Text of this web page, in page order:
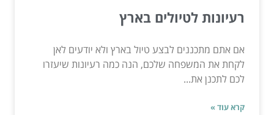
רעיונות לטיולים בארץ
אם אתם מתכננים לבצע טיול בארץ ולא יודעים לאן
לקחת את המשפחה שלכם, הנה כמה רעיונות שיעזרו
לכם לתכנן את...
קרא עוד »